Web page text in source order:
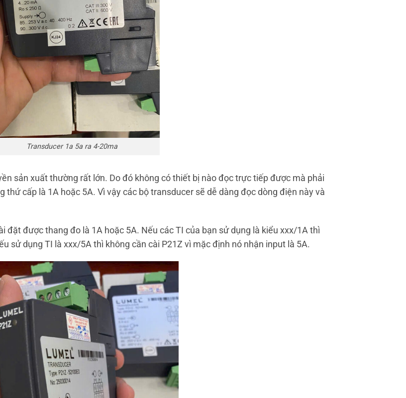
Transducer 1a 5a ra 4-20ma
sản xuất thường rất lớn. Do đó không có thiết bị nào đọc trực tiếp được mà phải
thứ cấp là 1A hoặc 5A. Vì vậy các bộ transducer sẽ dễ dàng đọc dòng điện này và
đặt được thang đo là 1A hoặc 5A. Nếu các TI của bạn sử dụng là kiểu xxx/1A thì
sử dụng TI là xxx/5A thì không cần cài P21Z vì mặc định nó nhận input là 5A.